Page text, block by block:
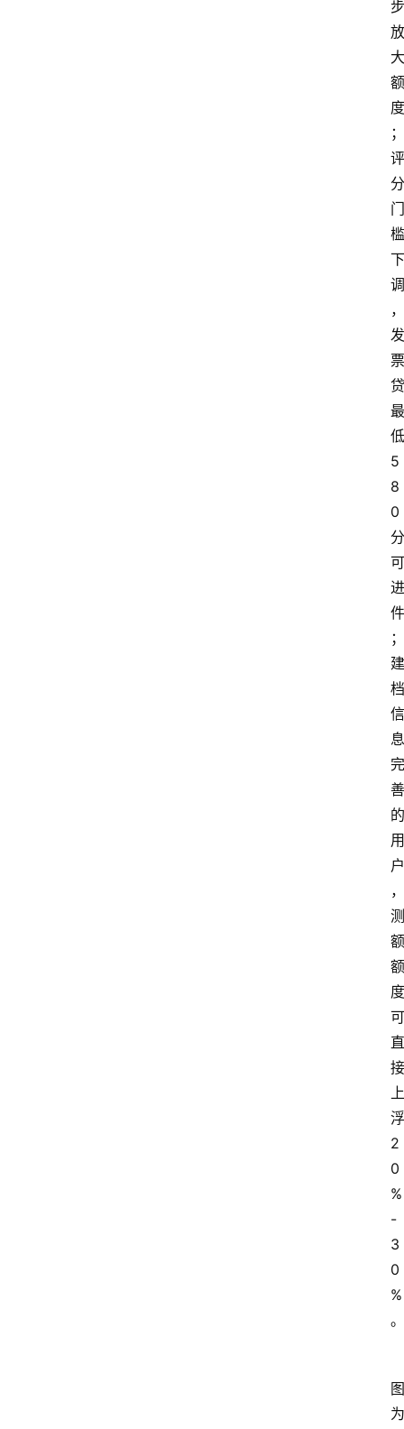
步
放
大
额
度
；
评
分
门
槛
下
调
，
发
票
贷
最
低
5
8
0
分
可
进
件
；
建
档
信
息
完
善
的
用
户
，
测
额
额
度
可
直
接
上
浮
2
0
%
-
3
0
%
。
图
为